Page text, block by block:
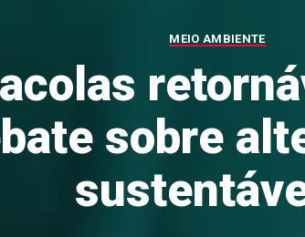
MEIO AMBIENTE
sobre